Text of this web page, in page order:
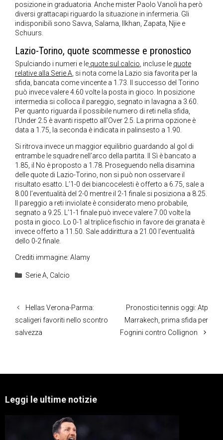
posizione in graduatoria. Anche mister Paolo Vanoli ha però
diversi grattacapi riguardo la situazione in infermeria. Gli
indisponibili sono Savva, Salama, Ilkhan, Zapata, Njie e
Schuurs.
Lazio-Torino, quote scommesse e pronostico
Spulciando i numeri e le quote sul calcio, incluse le quote
relative alla Serie A, si nota come la Lazio sia favorita per la
sfida, bancata come vincente a 1.73. Il successo del Torino
può invece valere 4.60 volte la posta in gioco. In posizione
intermedia si colloca il pareggio, segnato in lavagna a 3.60.
Per quanto riguarda il possibile numero di reti nella sfida,
l’Under 2.5 è avanti rispetto all’Over 2.5. La prima opzione è
data a 1.75, la seconda è indicata in palinsesto a 1.90.
Si ritrova invece un maggior equilibrio guardando al gol di
entrambe le squadre nell’arco della partita. Il Sì è bancato a
1.85, il No è proposto a 1.78. Proseguendo nella disamina
delle quote di Lazio-Torino, non si può non osservare il
risultato esatto. L’1-0 dei biancocelesti è offerto a 6.75, sale a
8.00 l’eventualità del 2-0 mentre il 2-1 finale si posiziona a 8.25.
Il pareggio a reti inviolate è considerato meno probabile,
segnato a 9.25. L’1-1 finale può invece valere 7.00 volte la
posta in gioco. Lo 0-1 al triplice fischio in favore dei granata è
invece offerto a 11.50. Sale addirittura a 21.00 l’eventualità
dello 0-2 finale.
Crediti immagine: Alamy
Categorie
Serie A, Calcio
Hellas Verona-Parma:
scaligeri favoriti nello scontro
salvezza
Pronostici tennis oggi: Atp
Marrakech, prima sfida per
Fognini contro Collignon
Leggi le ultime notizie